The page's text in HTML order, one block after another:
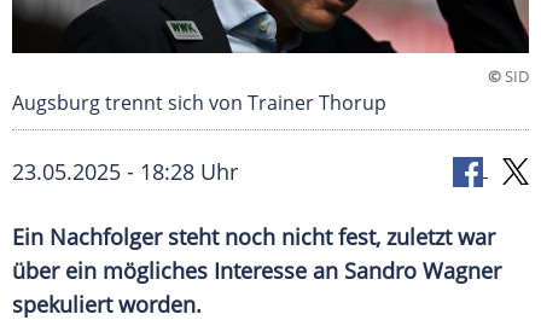
©SID
Augsburg trennt sich von Trainer Thorup
23.05.2025 - 18:28 Uhr
Ein Nachfolger steht noch nicht fest, zuletzt war
über ein mögliches Interesse an Sandro Wagner
spekuliert worden.